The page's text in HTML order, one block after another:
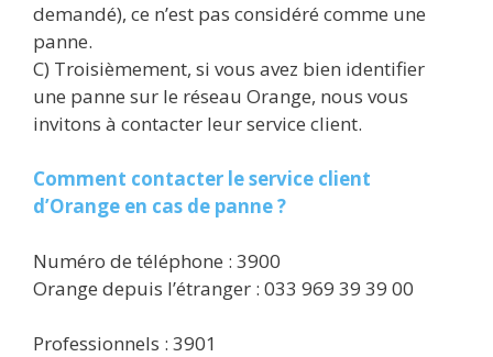
demandé), ce n’est pas considéré comme une
panne.
C) Troisièmement, si vous avez bien identifier
une panne sur le réseau Orange, nous vous
invitons à contacter leur service client.
Comment contacter le service client
d’Orange en cas de panne ?
Numéro de téléphone : 3900
Orange depuis l’étranger : 033 969 39 39 00
Professionnels : 3901